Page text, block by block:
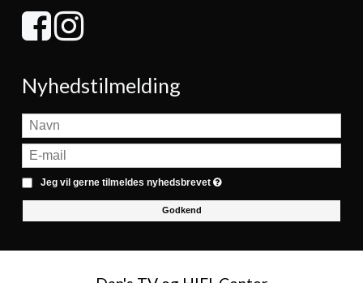
Nyhedstilmelding
Jeg vil gerne tilmeldes nyhedsbrevet
Godkend